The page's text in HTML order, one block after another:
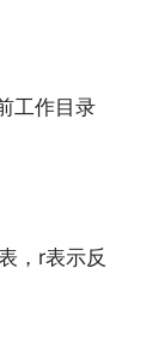
工作目录
，r表示反